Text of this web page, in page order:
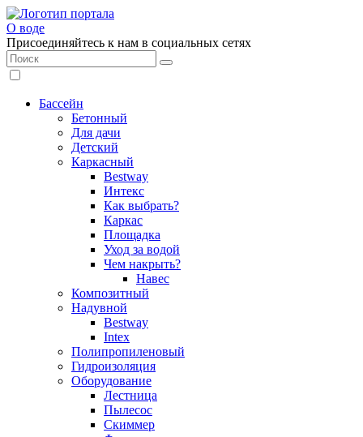
О воде
Присоединяйтесь к нам в социальных сетях
Бассейн
Бетонный
Для дачи
Детский
Каркасный
Bestway
Интекс
Как выбрать?
Каркас
Площадка
Уход за водой
Чем накрыть?
Навес
Композитный
Надувной
Bestway
Intex
Полипропиленовый
Гидроизоляция
Оборудование
Лестница
Пылесос
Скиммер